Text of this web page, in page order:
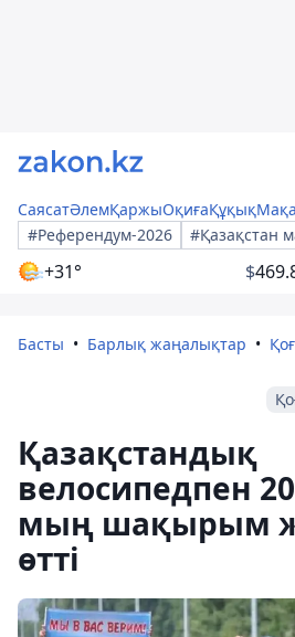
СаясатӘлемҚаржыОқиғаҚұқық
#Референдум-2026
#Қазақстан
+31° $
Басты Барлық жаңалықтар
Қазақстандық
велосипедпен
мың шақырым
өтті